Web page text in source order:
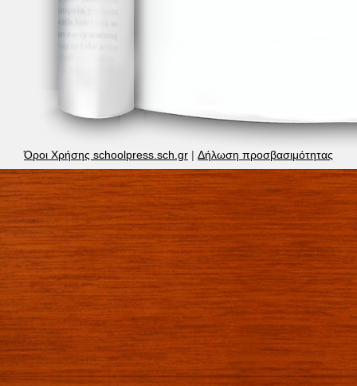
Όροι Χρήσης schoolpress.sch.gr | Δήλωση προσβασιμότητας